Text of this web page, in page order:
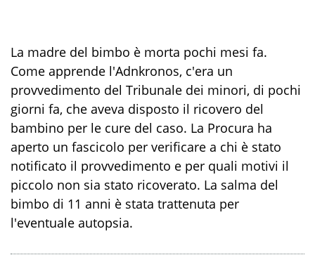
La madre del bimbo è morta pochi mesi fa.
Come apprende l'Adnkronos, c'era un
provvedimento del Tribunale dei minori, di pochi
giorni fa, che aveva disposto il ricovero del
bambino per le cure del caso. La Procura ha
aperto un fascicolo per verificare a chi è stato
notificato il provvedimento e per quali motivi il
piccolo non sia stato ricoverato. La salma del
bimbo di 11 anni è stata trattenuta per
l'eventuale autopsia.